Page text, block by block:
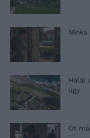
Minka
Halál
ügy
Öt